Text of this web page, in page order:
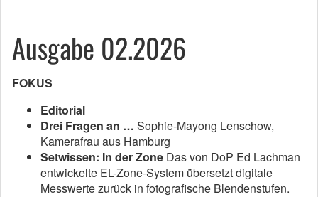
Ausgabe 02.2026
FOKUS
Editorial
Drei Fragen an­ … Sophie-Mayong Lenschow,
Kamerafrau aus Hamburg
Setwissen: In der Zone Das von DoP Ed Lachman
entwickelte EL-Zone-System übersetzt digitale
Messwerte zurück in fotografische Blendenstufen.